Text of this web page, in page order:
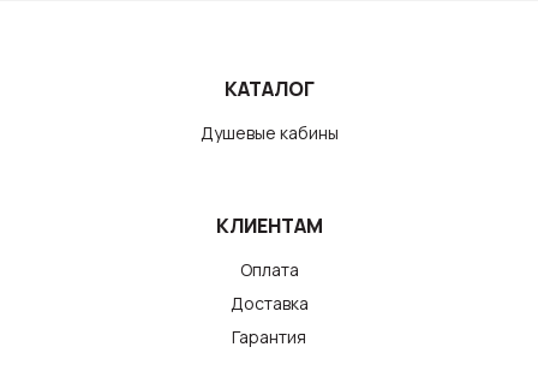
КАТАЛОГ
Душевые кабины
КЛИЕНТАМ
Оплата
Доставка
Гарантия